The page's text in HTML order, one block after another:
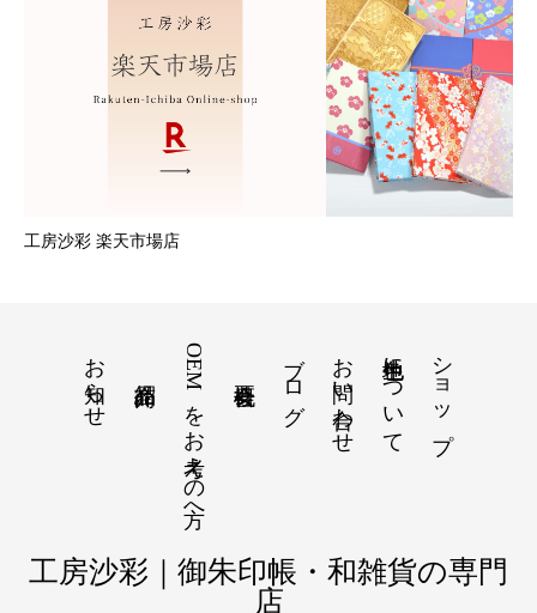
工房沙彩 楽天市場店
お知らせ OEMをお考えの方へ ブログ お問い合わせ 色生地について ショップ
工房沙彩｜御朱印帳・和雑貨の専門
店